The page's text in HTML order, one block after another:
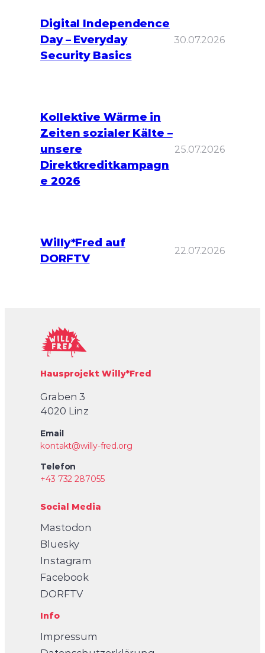
Digital Independence
Day – Everyday
Security Basics
30.07.2026
Kollektive Wärme in
Zeiten sozialer Kälte –
unsere
Direktkreditkampagn
e 2026
25.07.2026
Willy*Fred auf
DORFTV
22.07.2026
Hausprojekt Willy*Fred
Graben 3
4020 Linz
Email
kontakt@willy-fred.org
Telefon
+43 732 287055
Social Media
Mastodon
Bluesky
Instagram
Facebook
DORFTV
Info
Impressum